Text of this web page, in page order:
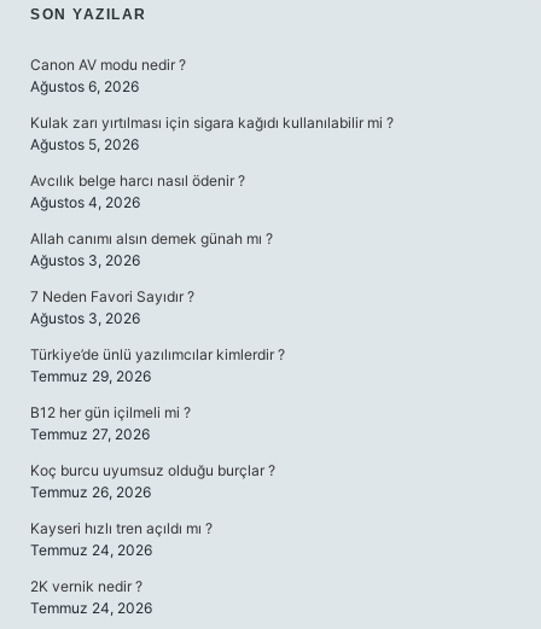
SIDEBAR
SON YAZILAR
Canon AV modu nedir ?
Ağustos 6, 2026
Kulak zarı yırtılması için sigara kağıdı kullanılabilir mi ?
Ağustos 5, 2026
Avcılık belge harcı nasıl ödenir ?
Ağustos 4, 2026
Allah canımı alsın demek günah mı ?
Ağustos 3, 2026
7 Neden Favori Sayıdır ?
Ağustos 3, 2026
Türkiye’de ünlü yazılımcılar kimlerdir ?
Temmuz 29, 2026
B12 her gün içilmeli mi ?
Temmuz 27, 2026
Koç burcu uyumsuz olduğu burçlar ?
Temmuz 26, 2026
Kayseri hızlı tren açıldı mı ?
Temmuz 24, 2026
2K vernik nedir ?
Temmuz 24, 2026